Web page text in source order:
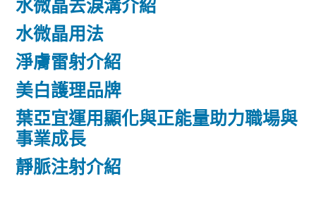
水微晶去淚溝介紹
水微晶用法
淨膚雷射介紹
美白護理品牌
葉亞宜運用顯化與正能量助力職場與
事業成長
靜脈注射介紹